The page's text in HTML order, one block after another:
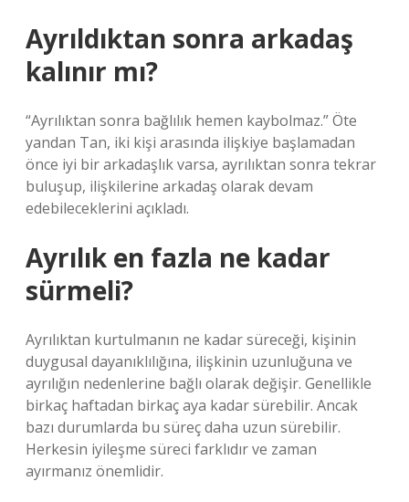
Ayrıldıktan sonra arkadaş
kalınır mı?
“Ayrılıktan sonra bağlılık hemen kaybolmaz.” Öte
yandan Tan, iki kişi arasında ilişkiye başlamadan
önce iyi bir arkadaşlık varsa, ayrılıktan sonra tekrar
buluşup, ilişkilerine arkadaş olarak devam
edebileceklerini açıkladı.
Ayrılık en fazla ne kadar
sürmeli?
Ayrılıktan kurtulmanın ne kadar süreceği, kişinin
duygusal dayanıklılığına, ilişkinin uzunluğuna ve
ayrılığın nedenlerine bağlı olarak değişir. Genellikle
birkaç haftadan birkaç aya kadar sürebilir. Ancak
bazı durumlarda bu süreç daha uzun sürebilir.
Herkesin iyileşme süreci farklıdır ve zaman
ayırmanız önemlidir.